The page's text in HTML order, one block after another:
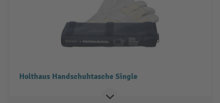
Holthaus Handschuhtasche Single